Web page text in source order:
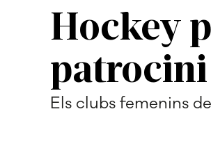
Hockey
patrocini
Els clubs femenins